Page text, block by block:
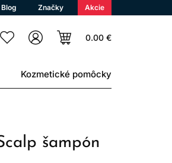
Blog Značky Akcie
0.00 €
Kozmetické pomôcky
šampón